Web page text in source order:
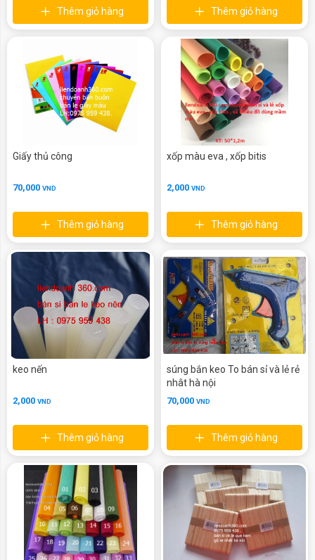
Thêm giỏ hàng Thêm giỏ hàng
Giấy thủ công
70,000 VND
Thêm giỏ hàng
xốp màu eva , xốp bitis
2,000 VND
Thêm giỏ hàng
keo nến
2,000 VND
Thêm giỏ hàng
súng bắn keo To bán sỉ và lẻ rẻ
nhât hà nội
70,000 VND
Thêm giỏ hàng